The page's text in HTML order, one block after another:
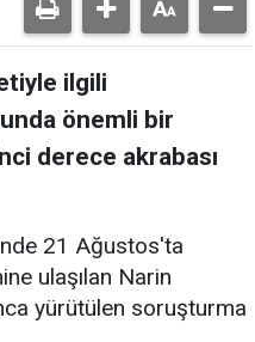
ilgili
önemli bir
derece akrabası
21 Ağustos'ta
ulaşılan Narin
yürütülen soruşturma